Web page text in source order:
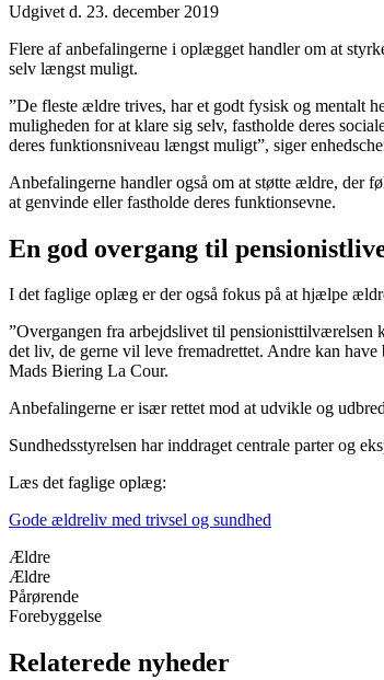
Udgivet d. 23. december 2019
Flere af anbefalingerne i oplægget handler om at
selv længst muligt.
”De fleste ældre trives, har et godt fysisk og mentalt
muligheden for at klare sig selv, fastholde deres
deres funktionsniveau længst muligt”, siger
Anbefalingerne handler også om at støtte ældre, der
at genvinde eller fastholde deres funktionsevne.
En god overgang til
I det faglige oplæg er der også fokus på at hjælpe
”Overgangen fra arbejdslivet til pensionisttilværelsen
det liv, de gerne vil leve fremadrettet. Andre kan
Mads Biering La Cour.
Anbefalingerne er især rettet mod at udvikle og
Sundhedsstyrelsen har inddraget centrale parter og
Læs det faglige oplæg:
Gode ældreliv med trivsel og sundhed
Ældre
Ældre
Pårørende
Forebyggelse
Relaterede nyheder